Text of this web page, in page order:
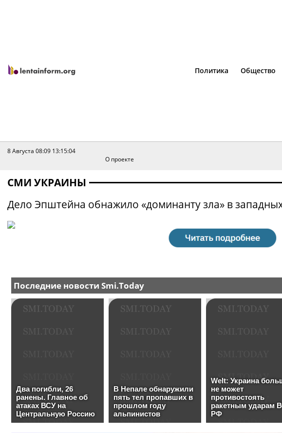
Политика Общество
8 Августа 08:09 13:15:04
О проекте
СМИ УКРАИНЫ
Дело Эпштейна обнажило «доминанту зла» в